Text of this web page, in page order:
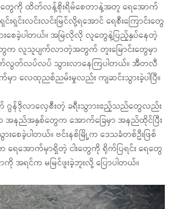
တွေကို ထိတ်လန့်စိုးရိမ်စေတာနဲ့အတူ ရေအောက်
းရှင်းလင်းလင်းမြင်လို့ရအောင် ရေစီးကြောင်းတွေ
ေခဲ့ပါတယ်။ အမြဲလိုလို လူတွေနဲ့ပြည့်နှပ်နေတဲ့
ေက လူသူပျက်လာတဲ့အတွက် တူးမြောင်းတွေမှာ
လွတ်လပ်လပ် သွားလာနေကြပါတယ်။ အီတလီ
မှာ လေထုညစ်ညမ်းမှုလည်း ကျဆင်းသွားခဲ့ပါပြီ။
က် ဂွန်ဒိုလာလှေစီးတဲ့ ခရီးသွာားဧည့်သည်တွေလည်း
ည်အနှစ်တွေက အောက်ခြေမှာ အနည်ထိုင်ပြီး
းစေခဲ့ပါတယ်။ ဗင်းနစ်မြို့က ဒေသခံတစ်ဦးဖြစ်
ေအောက်မှာရှိတဲ့ ငါးတွေကို ရိုက်ပြရင်း ရေတွေ
အရင်က မမြင်ဖူးခဲ့ဘူးလို့ ပြောပါတယ်။